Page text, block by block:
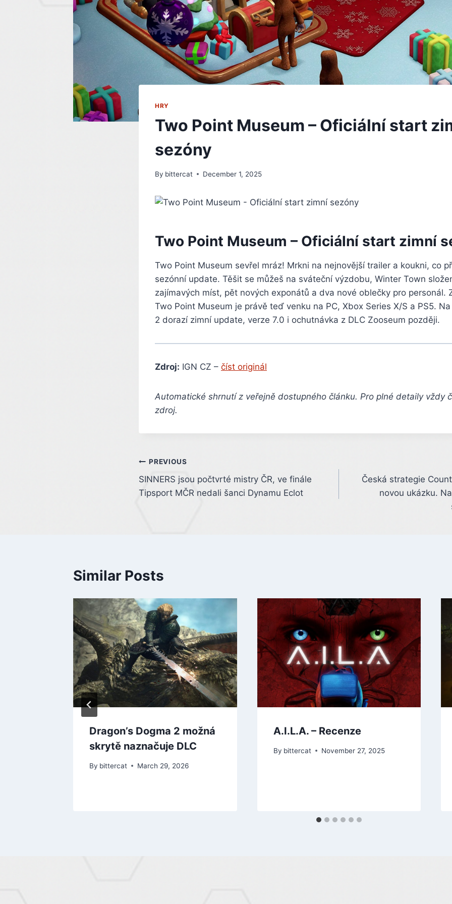
HRY
Two Point Museum – Oficiální start
sezóny
By bittercat December 1, 2025
Two Point Museum – Oficiální start zimní
Two Point Museum sevřel mráz! Mrkni na nejnovější trailer a koukni, co
sezónní update. Těšit se můžeš na sváteční výzdobu, Winter Town
zajímavých míst, pět nových exponátů a dva nové oblečky pro personál.
Two Point Museum je právě teď venku na PC, Xbox Series X/S a PS5.
2 dorazí zimní update, verze 7.0 i ochutnávka z DLC Zooseum později.
Zdroj: IGN CZ – číst originál
Automatické shrnutí z veřejně dostupného článku. Pro plné detaily vždy
zdroj.
Post
navigation
PREVIOUS
SINNERS jsou počtvrté mistry ČR, ve finále
Tipsport MČR nedali šanci Dynamu Eclot
Česká strategie
novou ukázku.
Similar Posts
Dragon’s Dogma 2 možná
skrytě naznačuje DLC
By bittercat March 29, 2026
A.I.L.A. – Recenze
By bittercat November 27, 2025